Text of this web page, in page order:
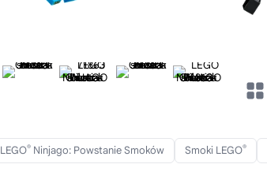
LEGO® Ninjago: Powstanie Smoków Smoki LEGO®